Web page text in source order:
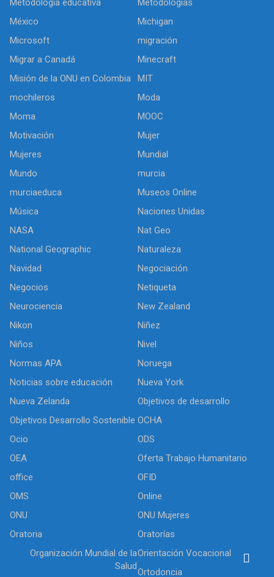
Metodología educativa
Metodologías
México
Michigan
Microsoft
migración
Migrar a Canadá
Minecraft
Misión de la ONU en Colombia
MIT
mochileros
Moda
Moma
MOOC
Motivación
Mujer
Mujeres
Mundial
Mundo
murcia
murciaeduca
Museos Online
Música
Naciones Unidas
NASA
Nat Geo
National Geographic
Naturaleza
Navidad
Negociación
Negocios
Netiqueta
Neurociencia
New Zealand
Nikon
Niñez
Niños
Nivel
Normas APA
Noruega
Noticias sobre educación
Nueva York
Nueva Zelanda
Objetivos de desarrollo
Objetivos Desarrollo Sostenible OCHA
Ocio
ODS
OEA
Oferta Trabajo Humanitario
office
OFID
OMS
Online
ONU
ONU Mujeres
Oratoria
Oratorías
Organización Mundial de la
Salud
Orientación Vocacional
Ortodoncia